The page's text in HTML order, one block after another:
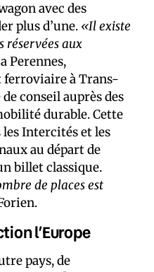
avec des
plus d’une. «Il existe
réservées aux
Perennes,
ferroviaire à Trans-
conseil auprès des
durable. Cette
les Intercités et les
au départ de
billet classique.
de places est
l’Europe
pays, de